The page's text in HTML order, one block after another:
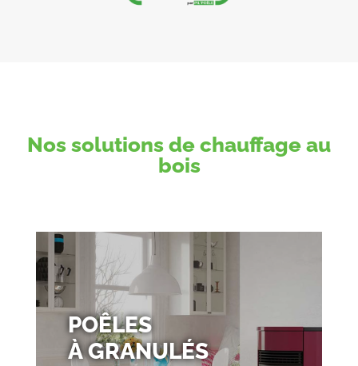
Nos solutions de chauffage au
bois
POÊLES
À GRANULÉS